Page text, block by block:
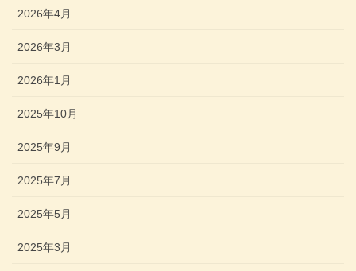
2026年4月
2026年3月
2026年1月
2025年10月
2025年9月
2025年7月
2025年5月
2025年3月